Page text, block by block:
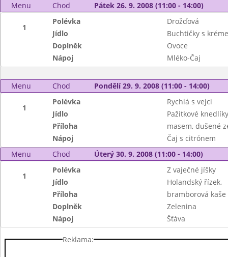
Menu
Chod Pátek 26. 9. 2008 (11:00 - 14:00)
1
Polévka
Drožďová
Jídlo
Buchtičky s
Doplněk
Ovoce
Nápoj
Mléko-Čaj
Menu Chod Pondělí 29. 9. 2008 (11:00 - 14:00)
1
Polévka
Rychlá s vejci
Jídlo
Pažitkové
Příloha
masem, dušené
Nápoj
Čaj s citrónem
Menu
Chod Úterý 30. 9. 2008 (11:00 - 14:00)
1
Polévka
Z vaječné jíšky
Jídlo
Holandský řízek,
Příloha
bramborová kaše
Doplněk
Zelenina
Nápoj
Šťáva
Reklama: